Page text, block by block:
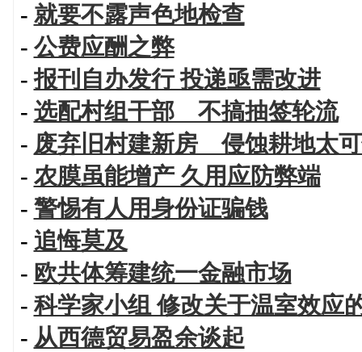
- 就要不露声色地检查
- 公费应酬之弊
-报刊自办发行 投递亟需改进
- 选配村组干部 不搞抽签轮流
- 废弃旧村建新房 侵蚀耕地太
- 农膜虽能增产 久用应防弊端
- 警惕有人用身份证骗钱
- 追悔莫及
- 欧共体筹建统一金融市场
- 科学家小组 修改关于温室效应
- 从西德贸易盈余谈起